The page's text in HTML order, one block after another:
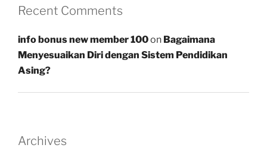
Recent Comments
info bonus new member 100on Bagaimana
Menyesuaikan Diri dengan Sistem Pendidikan
Asing?
Archives